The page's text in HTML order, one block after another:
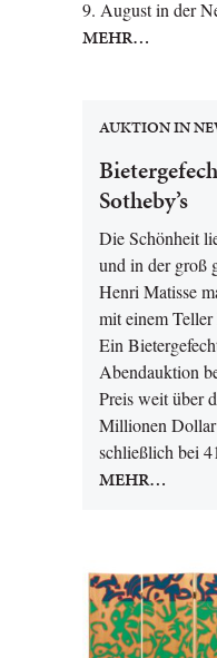
9. August in der
MEHR…
AUKTION IN
Sotheby’s
Die Schönheit
und in der groß
Henri Matisse
mit einem
Ein
Abendauktion
Preis weit über
Millionen
schließlich bei
MEHR…